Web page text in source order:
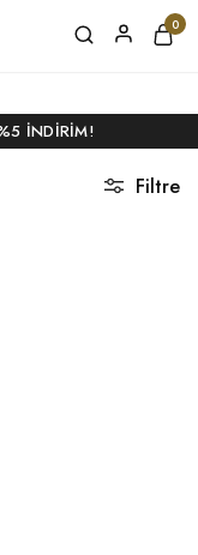
BEDAVA! 0
İNDIRIM!
Filtre